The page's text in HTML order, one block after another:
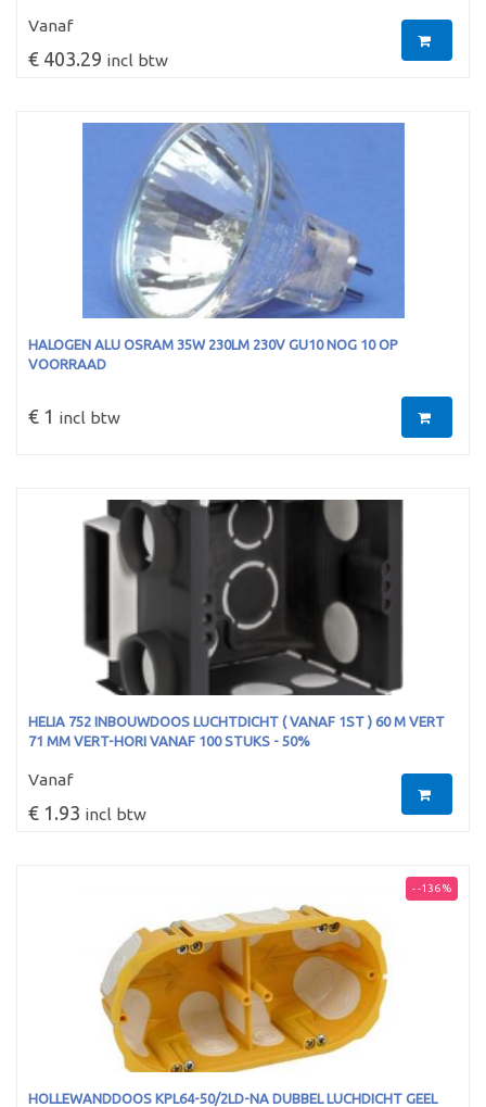
Vanaf
€ 403.29 incl btw
HALOGEN ALU OSRAM 35W 230LM 230V GU10 NOG 10 OP
VOORRAAD
€ 1 incl btw
HELIA 752 INBOUWDOOS LUCHTDICHT ( VANAF 1ST ) 60 M VERT
71 MM VERT-HORI VANAF 100 STUKS - 50%
Vanaf
€ 1.93 incl btw
- -136 %
HOLLEWANDDOOS KPL64-50/2LD-NA DUBBEL LUCHDICHT GEEL